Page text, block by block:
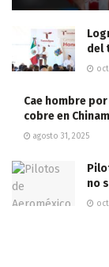
del
Cae hombre
cobre en
agosto 31, 2025
no